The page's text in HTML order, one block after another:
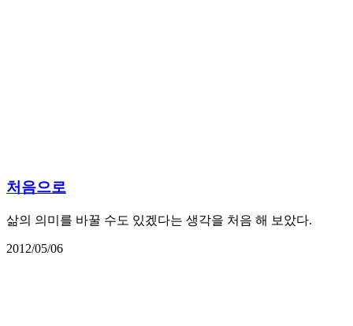
처음으로
삶의 의미를 바꿀 수도 있겠다는 생각을 처음 해 보았다.
2012/05/06